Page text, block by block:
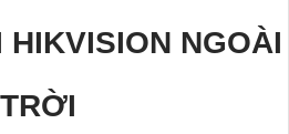
HIKVISION NGOÀI
TRỜI